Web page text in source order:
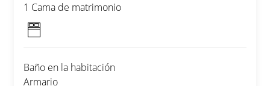
1 Cama de matrimonio
Baño en la habitación
Armario